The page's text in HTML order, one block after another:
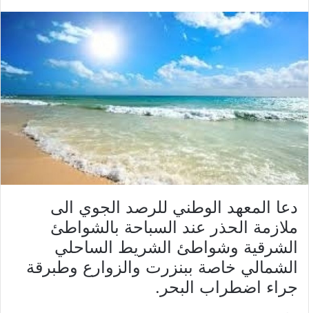
دعا المعهد الوطني للرصد الجوي الى
ملازمة الحذر عند السباحة بالشواطئ
الشرقية وشواطئ الشريط الساحلي
الشمالي خاصة ببنزرت والزوارع وطبرقة
جراء اضطراب البحر.